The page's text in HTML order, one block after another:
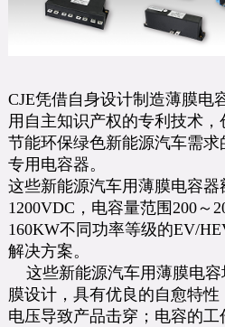
CJE凭借自身设计制造薄膜电
用自主知识产权的专利技术
节能环保绿色新能源汽车需
专用电容器。
这些新能源汽车用薄膜电容器
1200VDC，电容量范围200～
160KW不同功率等级的EV/
解决方案。
这些新能源汽车用薄膜电容
膜设计，具有优良的自愈特
电压导致产品击穿；电容的工